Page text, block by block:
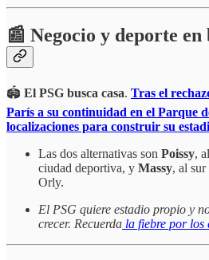
📰 Negocio y deporte en
🏟️ El PSG busca casa. Tras el
París a su continuidad en el Parque
localizaciones para construir su
Las dos alternativas son Poissy,
ciudad deportiva, y Massy, al
Orly.
El PSG quiere estadio propio y
crecer. Recuerda la fiebre por los